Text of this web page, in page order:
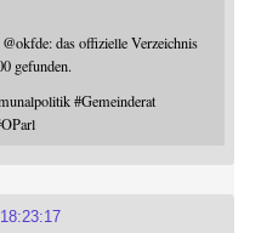
@okfde: das offizielle Verzeichnis
gefunden.
#Gemeinderat
OParl